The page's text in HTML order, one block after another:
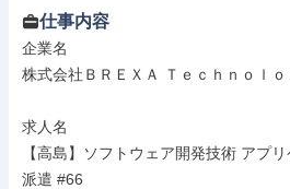
仕事内容
企業名
株式会社ＢＲＥＸＡ Ｔｅｃｈｎｏｌｏ
求人名
【高島】ソフトウェア開発技術 アプ
派遣 #66